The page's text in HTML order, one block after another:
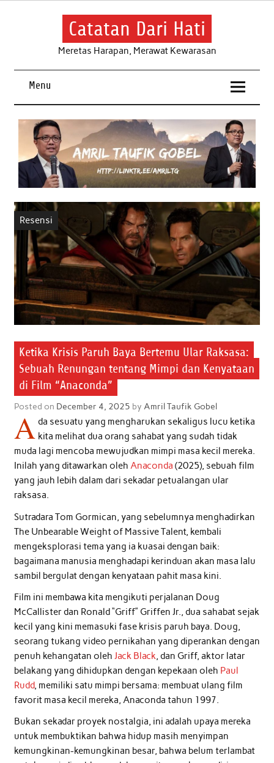
Skip
Catatan Dari Hati
Meretas Harapan, Merawat Kewarasan
Menu
Resensi
Ketika Krisis Paruh Baya Bertemu Ular Raksasa:
Sebuah Renungan tentang Mimpi dan Kenyataan
di Film “Anaconda”
Posted on December 4, 2025 by Amril Taufik Gobel
A da sesuatu yang mengharukan sekaligus lucu ketika
kita melihat dua orang sahabat yang sudah tidak
muda lagi mencoba mewujudkan mimpi masa kecil mereka.
Inilah yang ditawarkan oleh Anaconda (2025), sebuah film
yang jauh lebih dalam dari sekadar petualangan ular
raksasa.
Sutradara Tom Gormican, yang sebelumnya menghadirkan
The Unbearable Weight of Massive Talent, kembali
mengeksplorasi tema yang ia kuasai dengan baik:
bagaimana manusia menghadapi kerinduan akan masa lalu
sambil bergulat dengan kenyataan pahit masa kini.
Film ini membawa kita mengikuti perjalanan Doug
McCallister dan Ronald “Griff” Griffen Jr., dua sahabat sejak
kecil yang kini memasuki fase krisis paruh baya. Doug,
seorang tukang video pernikahan yang diperankan dengan
penuh kehangatan oleh Jack Black, dan Griff, aktor latar
belakang yang dihidupkan dengan kepekaan oleh Paul
Rudd, memiliki satu mimpi bersama: membuat ulang film
favorit masa kecil mereka, Anaconda tahun 1997.
Bukan sekadar proyek nostalgia, ini adalah upaya mereka
untuk membuktikan bahwa hidup masih menyimpan
kemungkinan-kemungkinan besar, bahwa belum terlambat